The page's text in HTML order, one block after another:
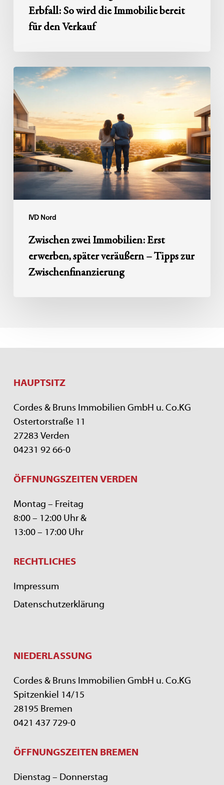
Erbfall: So wird die Immobilie bereit
für den Verkauf
IVD Nord
Zwischen
zwei
Immobilien:
Erst
erwerben,
später
veräußern
–
Tipps
zur
Zwischenfinanzierung
Zwischen zwei Immobilien: Erst
erwerben, später veräußern – Tipps zur
Zwischenfinanzierung
HAUPTSITZ
Cordes & Bruns Immobilien GmbH u. Co.KG
Ostertorstraße 11
27283 Verden
04231 92 66-0
ÖFFNUNGSZEITEN VERDEN
Montag – Freitag
8:00 – 12:00 Uhr &
13:00 – 17:00 Uhr
RECHTLICHES
Impressum
Datenschutzerklärung
NIEDERLASSUNG
Cordes & Bruns Immobilien GmbH u. Co.KG
Spitzenkiel 14/15
28195 Bremen
0421 437 729-0
ÖFFNUNGSZEITEN BREMEN
Dienstag – Donnerstag